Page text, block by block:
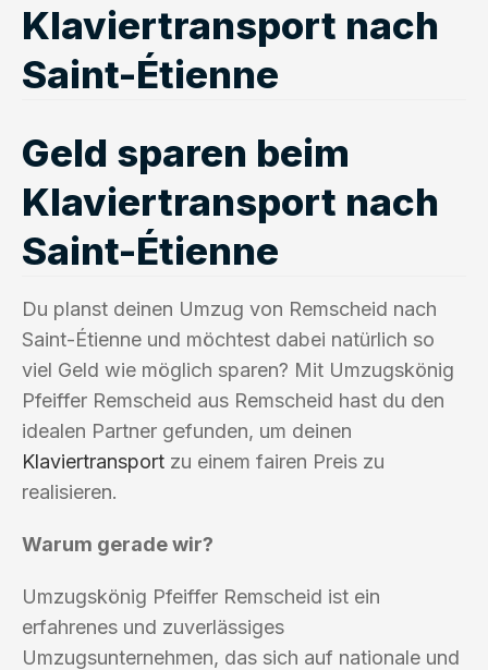
Klaviertransport nach
Saint-Étienne
Geld sparen beim
Klaviertransport nach
Saint-Étienne
Du planst deinen Umzug von Remscheid nach
Saint-Étienne und möchtest dabei natürlich so
viel Geld wie möglich sparen? Mit Umzugskönig
Pfeiffer Remscheid aus Remscheid hast du den
idealen Partner gefunden, um deinen
Klaviertransport zu einem fairen Preis zu
realisieren.
Warum gerade wir?
Umzugskönig Pfeiffer Remscheid ist ein
erfahrenes und zuverlässiges
Umzugsunternehmen, das sich auf nationale und